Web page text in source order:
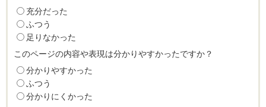
充分だった
ふつう
足りなかった
このページの内容や表現は分かりやすかったですか？
分かりやすかった
ふつう
分かりにくかった